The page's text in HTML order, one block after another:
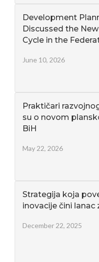
Development
Discussed the
Cycle in the
June 10, 2026
Praktičari
su o novom
BiH
May 22, 2026
Strategija koja
inovacije čini lanac
December 22, 2025